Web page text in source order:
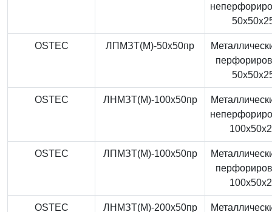
OSTEC ЛПМЗТ(М)-50x50пр
OSTEC ЛНМЗТ(М)-100x50пр
OSTEC ЛПМЗТ(М)-100x50пр
OSTEC ЛНМЗТ(М)-200x50пр